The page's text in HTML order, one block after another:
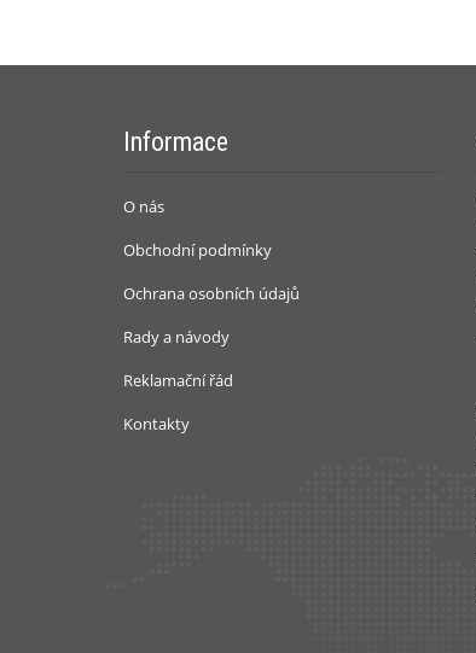
Informace
O nás
Obchodní podmínky
Ochrana osobních údajů
Rady a návody
Reklamační řád
Kontakty